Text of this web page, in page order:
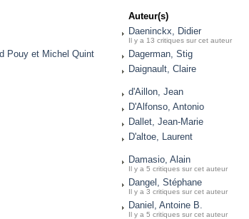
Auteur(s)
Daeninckx, Didier
Il y a 13 critiques sur cet auteur
Pouy et Michel Quint
Dagerman, Stig
Daignault, Claire
d'Aillon, Jean
D'Alfonso, Antonio
Dallet, Jean-Marie
D'altoe, Laurent
Damasio, Alain
Il y a 5 critiques sur cet auteur
Dangel, Stéphane
Il y a 3 critiques sur cet auteur
Daniel, Antoine B.
Il y a 5 critiques sur cet auteur